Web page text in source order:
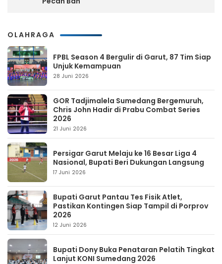
OLAHRAGA
FPBL Season 4 Bergulir di Garut, 87 Tim Siap
Unjuk Kemampuan
28 Juni 2026
GOR Tadjimalela Sumedang Bergemuruh,
Chris John Hadir di Prabu Combat Series
2026
21 Juni 2026
Persigar Garut Melaju ke 16 Besar Liga 4
Nasional, Bupati Beri Dukungan Langsung
17 Juni 2026
Bupati Garut Pantau Tes Fisik Atlet,
Pastikan Kontingen Siap Tampil di Porprov
2026
12 Juni 2026
Bupati Dony Buka Penataran Pelatih Tingkat
Lanjut KONI Sumedang 2026